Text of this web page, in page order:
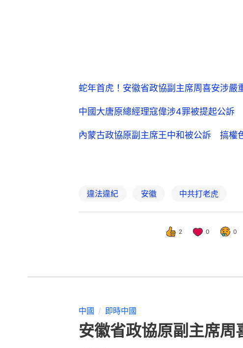
蛇年首虎！安徽省政協副主席周喜安涉嚴
中國大唐原總經理寇偉涉4罪被提起公訴
內蒙古政協原副主席王中和被公訴 搞權
違法違紀 安徽 中共打老虎
2 0 0
中國 即時中國
安徽省政協原副主席